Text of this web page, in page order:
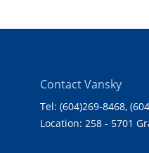
Contact Vansky
Tel: (604)269-8468,
Location: 258 - 5701